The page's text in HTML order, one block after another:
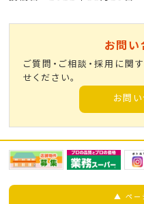
お問い
ご質問・ご相談・採用に関
せください。
お問い
▲ ペー